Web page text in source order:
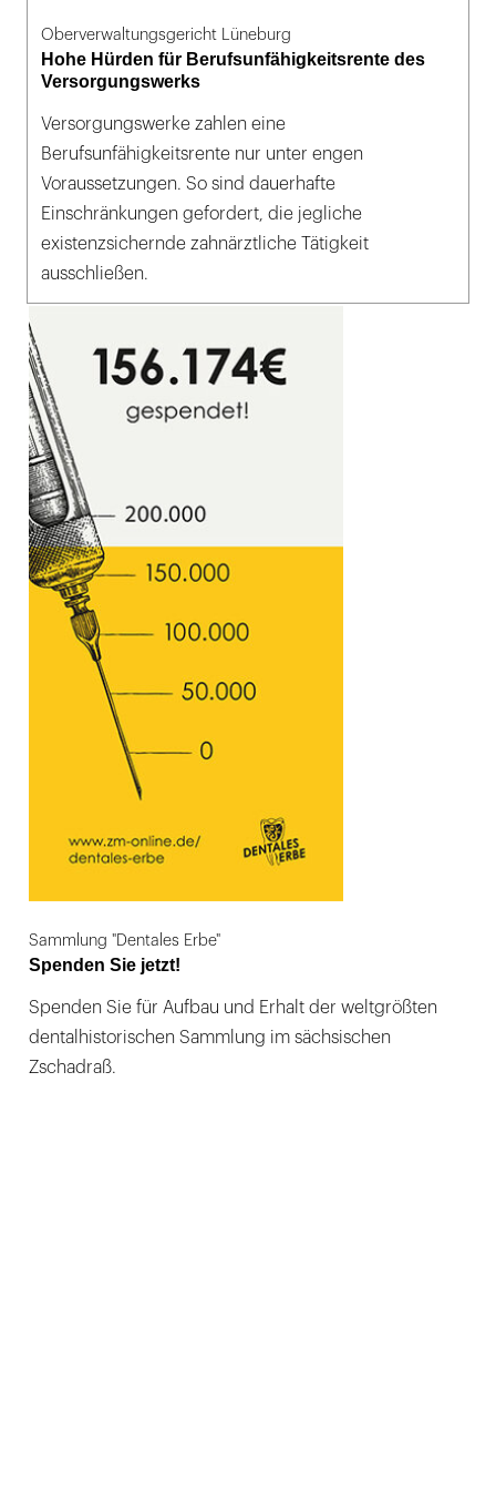
Oberverwaltungsgericht Lüneburg
Hohe Hürden für Berufsunfähigkeitsrente des
Versorgungswerks
Versorgungswerke zahlen eine
Berufsunfähigkeitsrente nur unter engen
Voraussetzungen. So sind dauerhafte
Einschränkungen gefordert, die jegliche
existenzsichernde zahnärztliche Tätigkeit
ausschließen.
Sammlung "Dentales Erbe"
Spenden Sie jetzt!
Spenden Sie für Aufbau und Erhalt der weltgrößten
dentalhistorischen Sammlung im sächsischen
Zschadraß.